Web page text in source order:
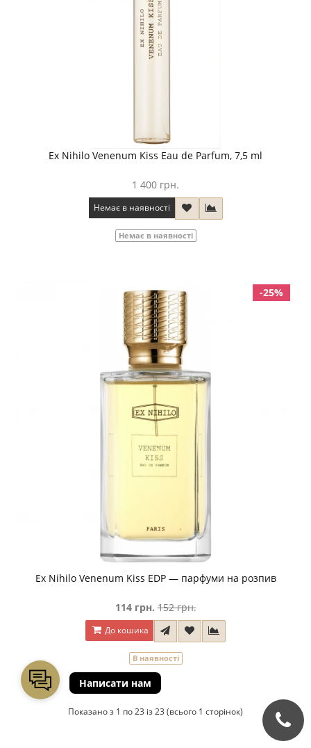
Ex Nihilo Venenum Kiss Eau de Parfum, 7,5 ml
1 400 грн.
Немає в наявності
Немає в наявності
-25%
Ex Nihilo Venenum Kiss EDP — парфуми на розпив
114 грн. 152 грн.
До кошика
В наявності
Показано з 1 по 23 із 23 (всього 1 сторінок)